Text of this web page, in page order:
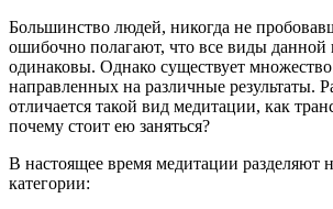
Большинство людей, никогда не
ошибочно полагают, что все виды данной
одинаковы. Однако существует
направленных на различные результаты.
отличается такой вид медитации, как
почему стоит ею заняться?
В настоящее время медитации разделяют
категории: